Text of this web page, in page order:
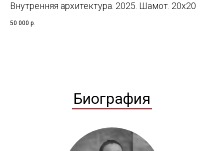
Внутренняя архитектура. 2025. Шамот. 20х20
50 000 р.
Биография